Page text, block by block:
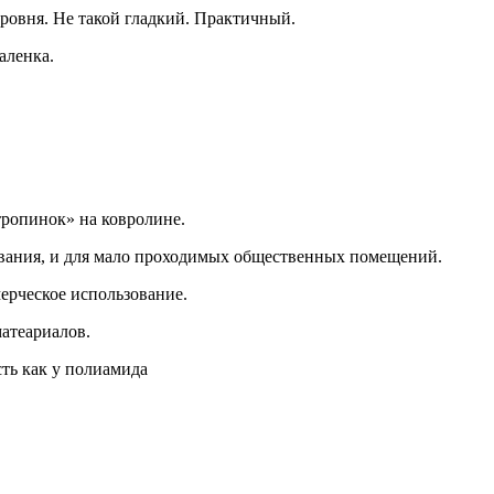
Не такой гладкий. Практичный.
на ковролине.
и для мало проходимых общественных помещений.
использование.
как у полиамида